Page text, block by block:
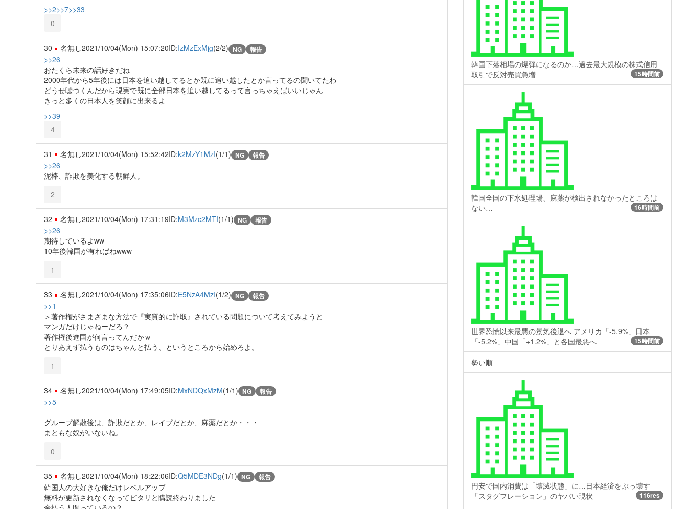
>>2>>7>>33
0
30 名無し2021/10/04(Mon) 15:07:20ID:IzMzExMjg(2/2) NG 報告
>>26
おたくら未来の話好きだね
2000年代から5年後には日本を追い越してるとか既に追い越したとか言ってるの聞いてたわ
どうせ嘘つくんだから現実で既に全部日本を追い越してるって言っちゃえばいいじゃん
きっと多くの日本人を笑顔に出来るよ
>>39
4
31 名無し2021/10/04(Mon) 15:52:42ID:k2MzY1MzI(1/1) NG 報告
>>26
泥棒、詐欺を美化する朝鮮人。
2
32 名無し2021/10/04(Mon) 17:31:19ID:M3Mzc2MTI(1/1) NG 報告
>>26
期待しているよww
10年後韓国が有ればねwww
1
33 名無し2021/10/04(Mon) 17:35:06ID:E5NzA4MzI(1/2) NG 報告
>>1
＞著作権がさまざまな方法で『実質的に詐取』されている問題について考えてみようと
マンガだけじゃねーだろ？
著作権後進国が何言ってんだかｗ
とりあえず払うものはちゃんと払う、というところから始めろよ。
1
34 名無し2021/10/04(Mon) 17:49:05ID:MxNDQxMzM(1/1) NG 報告
>>5
グループ解散後は、詐欺だとか、レイプだとか、麻薬だとか・・・
まともな奴がいないね。
0
35 名無し2021/10/04(Mon) 18:22:06ID:Q5MDE3NDg(1/1) NG 報告
韓国人の大好きな俺だけレベルアップ
無料が更新されなくなってピタリと購読終わりました
韓国下落相場の爆弾になるのか…過去最大規模の株式信用
取引で反対売買急増
15時間前
韓国全国の下水処理場、麻薬が検出されなかったところは
ない…
16時間前
世界恐慌以来最悪の景気後退へ アメリカ「-5.9%」日本
「-5.2%」中国「+1.2%」と各国最悪へ
15時間前
勢い順
円安で国内消費は「壊滅状態」に…日本経済をぶっ壊す
「スタグフレーション」のヤバい現状
116res